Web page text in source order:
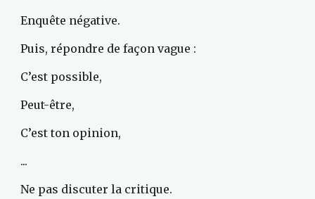
Enquête négative.
Puis, répondre de façon vague :
C’est possible,
Peut-être,
C’est ton opinion,
...
Ne pas discuter la critique.